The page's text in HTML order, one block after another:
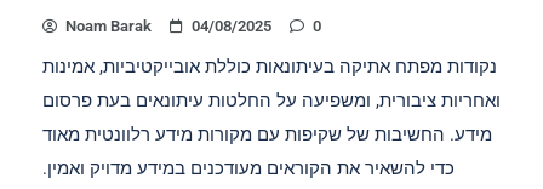
Noam Barak 04/08/2025 0
נקודות מפתח אתיקה בעיתונאות כוללת אובייקטיביות, אמינות
ואחריות ציבורית, ומשפיעה על החלטות עיתונאים בעת פרסום
מידע. החשיבות של שקיפות עם מקורות מידע רלוונטית מאוד
כדי להשאיר את הקוראים מעודכנים במידע מדויק ואמין.